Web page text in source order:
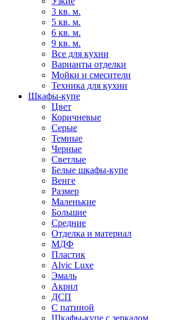
3 кв. м.
5 кв. м.
6 кв. м.
9 кв. м.
Все для кухни
Варианты отделки
Мойки и смесители
Техника для кухни
Шкафы-купе
Цвет
Коричневые
Серые
Темные
Черные
Светлые
Белые шкафы-купе
Венге
Размер
Маленькие
Большие
Средние
Отделка и материал
МДФ
Пластик
Alvic Luxe
Эмаль
Акрил
ДСП
С патиной
Шкафы-купе с зеркалом